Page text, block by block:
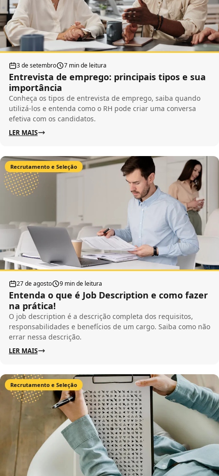
3 de setembro 7 min de leitura
Entrevista de emprego: principais tipos e sua
importância
Conheça os tipos de entrevista de emprego, saiba quando
utilizá-los e entenda como o RH pode criar uma conversa
efetiva com os candidatos.
LER MAIS
Recrutamento e Seleção
27 de agosto 9 min de leitura
Entenda o que é Job Description e como fazer
na prática!
O job description é a descrição completa dos requisitos,
responsabilidades e benefícios de um cargo. Saiba como não
errar nessa descrição.
LER MAIS
Recrutamento e Seleção